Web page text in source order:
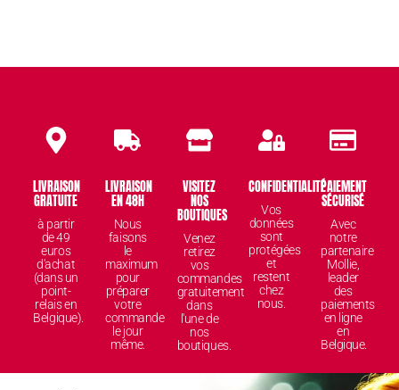
LIVRAISON
GRATUITE
à partir
de 49
euros
d'achat
(dans un
point-
relais en
Belgique).
LIVRAISON
EN 48H
Nous
faisons
le
maximum
pour
préparer
votre
commande
le jour
même.
VISITEZ
NOS
BOUTIQUES
Venez
retirez
vos
commandes
gratuitement
dans
l'une de
nos
boutiques.
CONFIDENTIALITÉ
Vos
données
sont
protégées
et
restent
chez
nous.
PAIEMENT
SÉCURISÉ
Avec
notre
partenaire
Mollie,
leader
des
paiements
en ligne
en
Belgique.